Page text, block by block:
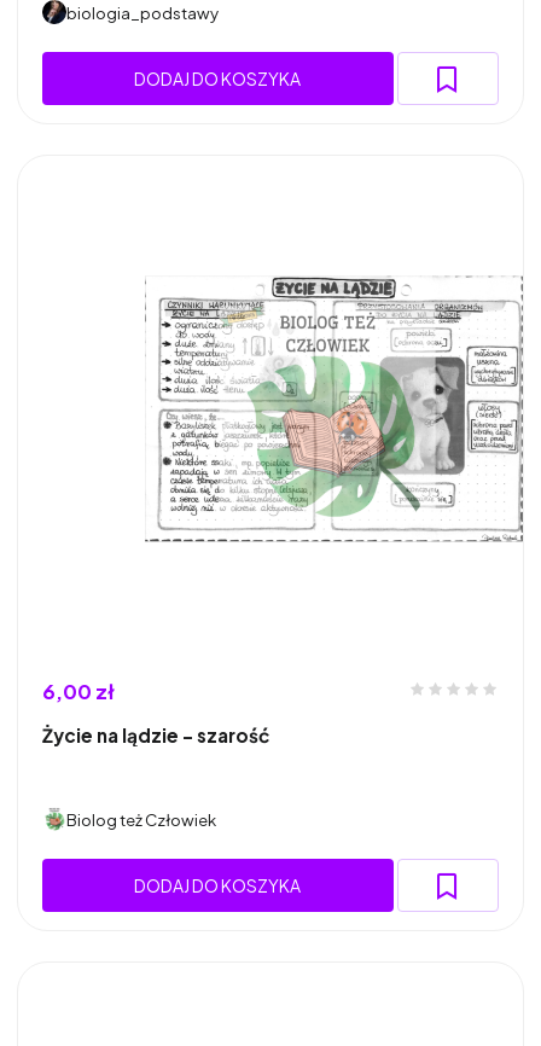
biologia_podstawy
DODAJ DO KOSZYKA
6,00 zł
Życie na lądzie - szarość
Biolog też Człowiek
DODAJ DO KOSZYKA